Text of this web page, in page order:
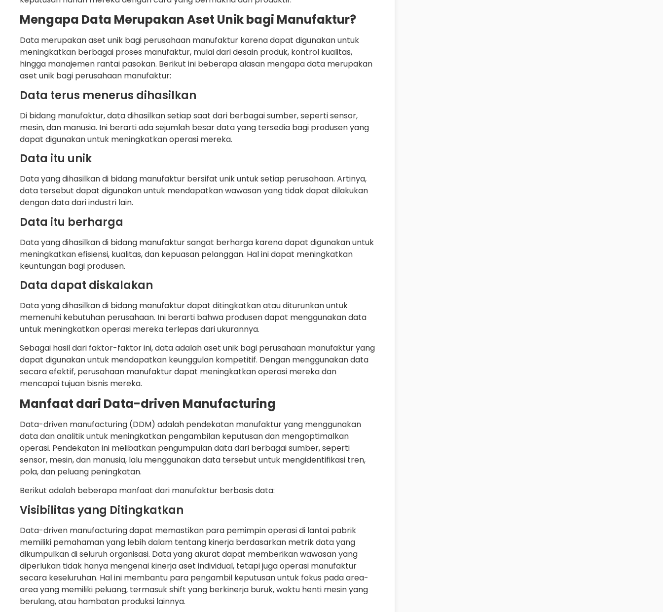
Mengapa Data Merupakan Aset Unik bagi Manufaktur?
Data merupakan aset unik bagi perusahaan manufaktur karena dapat digunakan untuk
meningkatkan berbagai proses manufaktur, mulai dari desain produk, kontrol kualitas,
hingga manajemen rantai pasokan. Berikut ini beberapa alasan mengapa data merupakan
aset unik bagi perusahaan manufaktur:
Data terus menerus dihasilkan
Di bidang manufaktur, data dihasilkan setiap saat dari berbagai sumber, seperti sensor,
mesin, dan manusia. Ini berarti ada sejumlah besar data yang tersedia bagi produsen yang
dapat digunakan untuk meningkatkan operasi mereka.
Data itu unik
Data yang dihasilkan di bidang manufaktur bersifat unik untuk setiap perusahaan. Artinya,
data tersebut dapat digunakan untuk mendapatkan wawasan yang tidak dapat dilakukan
dengan data dari industri lain.
Data itu berharga
Data yang dihasilkan di bidang manufaktur sangat berharga karena dapat digunakan untuk
meningkatkan efisiensi, kualitas, dan kepuasan pelanggan. Hal ini dapat meningkatkan
keuntungan bagi produsen.
Data dapat diskalakan
Data yang dihasilkan di bidang manufaktur dapat ditingkatkan atau diturunkan untuk
memenuhi kebutuhan perusahaan. Ini berarti bahwa produsen dapat menggunakan data
untuk meningkatkan operasi mereka terlepas dari ukurannya.
Sebagai hasil dari faktor-faktor ini, data adalah aset unik bagi perusahaan manufaktur yang
dapat digunakan untuk mendapatkan keunggulan kompetitif. Dengan menggunakan data
secara efektif, perusahaan manufaktur dapat meningkatkan operasi mereka dan
mencapai tujuan bisnis mereka.
Manfaat dari Data-driven Manufacturing
Data-driven manufacturing (DDM) adalah pendekatan manufaktur yang menggunakan
data dan analitik untuk meningkatkan pengambilan keputusan dan mengoptimalkan
operasi. Pendekatan ini melibatkan pengumpulan data dari berbagai sumber, seperti
sensor, mesin, dan manusia, lalu menggunakan data tersebut untuk mengidentifikasi tren,
pola, dan peluang peningkatan.
Berikut adalah beberapa manfaat dari manufaktur berbasis data:
Visibilitas yang Ditingkatkan
Data-driven manufacturing dapat memastikan para pemimpin operasi di lantai pabrik
memiliki pemahaman yang lebih dalam tentang kinerja berdasarkan metrik data yang
dikumpulkan di seluruh organisasi. Data yang akurat dapat memberikan wawasan yang
diperlukan tidak hanya mengenai kinerja aset individual, tetapi juga operasi manufaktur
secara keseluruhan. Hal ini membantu para pengambil keputusan untuk fokus pada area-
area yang memiliki peluang, termasuk shift yang berkinerja buruk, waktu henti mesin yang
berulang, atau hambatan produksi lainnya.